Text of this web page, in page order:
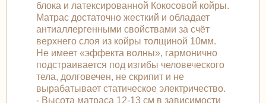
блока и латексированной Кокосовой койры.
Матрас достаточно жесткий и обладает
антиаллергенными свойствами за счёт
верхнего слоя из койры толщиной 10мм.
Не имеет «эффекта волны», гармонично
подстраивается под изгибы человеческого
тела, долговечен, не скрипит и не
вырабатывает статическое электричество.
- Высота матраса 12-13 см в зависимости